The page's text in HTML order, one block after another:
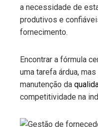
a necessidade de
produtivos e
fornecimento.
Encontrar a fórmula
uma tarefa árdua,
manutenção da
competitividade na